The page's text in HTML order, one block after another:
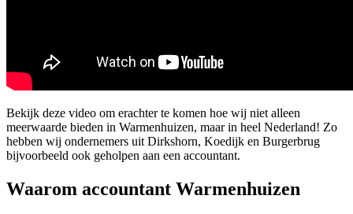
Bekijk deze video om erachter te komen hoe wij niet alleen
meerwaarde bieden in Warmenhuizen, maar in heel Nederland! Zo
hebben wij ondernemers uit Dirkshorn, Koedijk en Burgerbrug
bijvoorbeeld ook geholpen aan een accountant.
Waarom accountant Warmenhuizen